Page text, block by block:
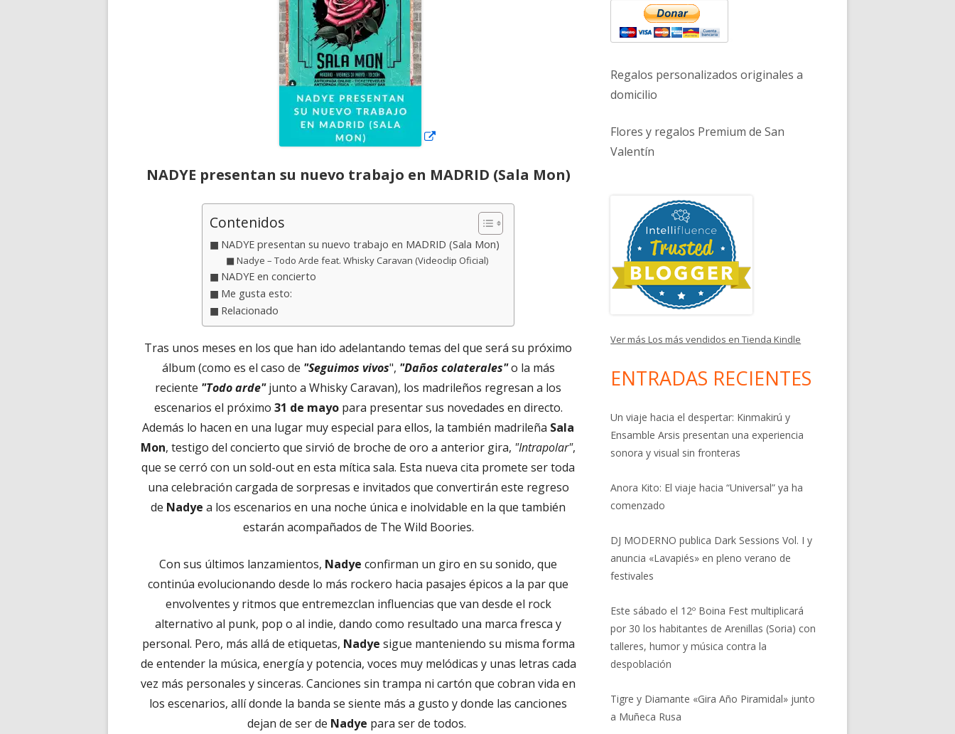
NADYE presentan su nuevo trabajo en MADRID (Sala Mon)
Contenidos
NADYE presentan su nuevo trabajo en MADRID (Sala Mon)
Nadye – Todo Arde feat. Whisky Caravan (Videoclip Oficial)
NADYE en concierto
Me gusta esto:
Relacionado
Tras unos meses en los que han ido adelantando temas del que será su próximo
álbum (como es el caso de "Seguimos vivos", "Daños colaterales"o la más
reciente "Todo arde"junto a Whisky Caravan), los madrileños regresan a los
escenarios el próximo 31 de mayopara presentar sus novedades en directo.
Además lo hacen en una lugar muy especial para ellos, la también madrileña Sala
Mon, testigo del concierto que sirvió de broche de oro a anterior gira, "Intrapolar",
que se cerró con un sold-out en esta mítica sala. Esta nueva cita promete ser toda
una celebración cargada de sorpresas e invitados que convertirán este regreso
de Nadye a los escenarios en una noche única e inolvidable en la que también
estarán acompañados de The Wild Boories.
Con sus últimos lanzamientos, Nadye confirman un giro en su sonido, que
continúa evolucionando desde lo más rockero hacia pasajes épicos a la par que
envolventes y ritmos que entremezclan influencias que van desde el rock
alternativo al punk, pop o al indie, dando como resultado una marca fresca y
personal. Pero, más allá de etiquetas, Nadye sigue manteniendo su misma forma
de entender la música, energía y potencia, voces muy melódicas y unas letras cada
vez más personales y sinceras. Canciones sin trampa ni cartón que cobran vida en
los escenarios, allí donde la banda se siente más a gusto y donde las canciones
dejan de ser de Nadye para ser de todos.
Regalos personalizados originales a
domicilio
Flores y regalos Premium de San
Valentín
Ver más Los más vendidos en Tienda Kindle
ENTRADAS RECIENTES
Un viaje hacia el despertar: Kinmakirú y
Ensamble Arsis presentan una experiencia
sonora y visual sin fronteras
Anora Kito: El viaje hacia “Universal” ya ha
comenzado
DJ MODERNO publica Dark Sessions Vol. I y
anuncia «Lavapiés» en pleno verano de
festivales
Este sábado el 12º Boina Fest multiplicará
por 30 los habitantes de Arenillas (Soria) con
talleres, humor y música contra la
despoblación
Tigre y Diamante «Gira Año Piramidal» junto
a Muñeca Rusa